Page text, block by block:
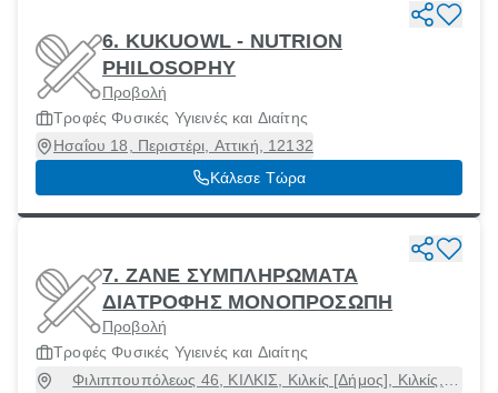
6. KUKUOWL - NUTRION
PHILOSOPHY
Προβολή
Τροφές Φυσικές Υγιεινές και Διαίτης
Ησαΐου 18, Περιστέρι, Αττική, 12132
Κάλεσε Τώρα
7. ΖΑΝΕ ΣΥΜΠΛΗΡΩΜΑΤΑ
ΔΙΑΤΡΟΦΗΣ ΜΟΝΟΠΡΟΣΩΠΗ
Προβολή
Τροφές Φυσικές Υγιεινές και Διαίτης
Φιλιππουπόλεως 46, ΚΙΛΚΙΣ, Κιλκίς [Δήμος], Κιλκίς,